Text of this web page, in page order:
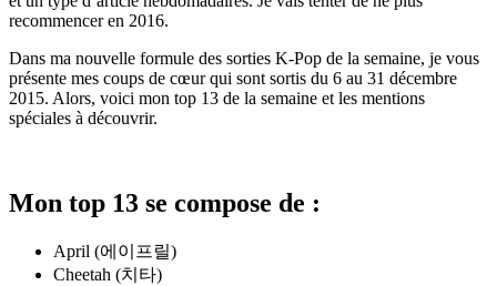
recommencer en 2016.
Dans ma nouvelle formule des sorties K-Pop de la semaine, je vous
présente mes coups de cœur qui sont sortis du 6 au 31 décembre
2015. Alors, voici mon top 13 de la semaine et les mentions
spéciales à découvrir.
Mon top 13 se compose de :
April (에이프릴)
Cheetah (치타)